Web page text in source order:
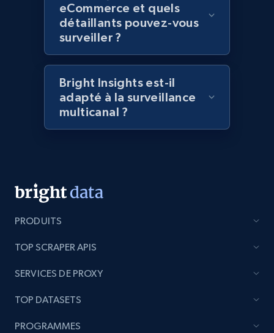
price, Currency, Availability, Reviews count, and
more.
2.1K+
Amazon products global dataset - Collect
price, Currency, Availability, Reviews count, and
eCommerce et quels
détaillants pouvez-vous
surveiller ?
Bright Insights est-il
adapté à la surveillance
multicanal ?
PRODUITS
TOP SCRAPER APIS
SERVICES DE PROXY
TOP DATASETS
PROGRAMMES